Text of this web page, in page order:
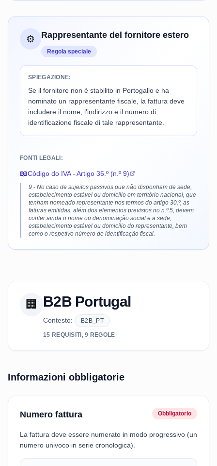
⚙️ Rappresentante del fornitore estero
Regola speciale
SPIEGAZIONE:
Se il fornitore non è stabilito in Portogallo e ha
nominato un rappresentante fiscale, la fattura deve
includere il nome, l'indirizzo e il numero di
identificazione fiscale di tale rappresentante.
FONTI LEGALI:
📖Código do IVA - Artigo 36.º (n.º 9)
9 - No caso de sujeitos passivos que não disponham de sede,
estabelecimento estável ou domicílio em território nacional, que
tenham nomeado representante nos termos do artigo 30.º, as
faturas emitidas, além dos elementos previstos no n.º 5, devem
conter ainda o nome ou denominação social e a sede,
estabelecimento estável ou domicílio do representante, bem
como o respetivo número de identificação fiscal.
🏢 B2B Portugal
Contesto: B2B_PT
15 REQUISITI, 9 REGOLE
Informazioni obbligatorie
Numero fattura Obbligatorio
La fattura deve essere numerato in modo progressivo (un
numero univoco in serie cronologica).